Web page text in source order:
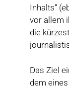
Inhalts“
vor allem
die
Das Ziel
dem